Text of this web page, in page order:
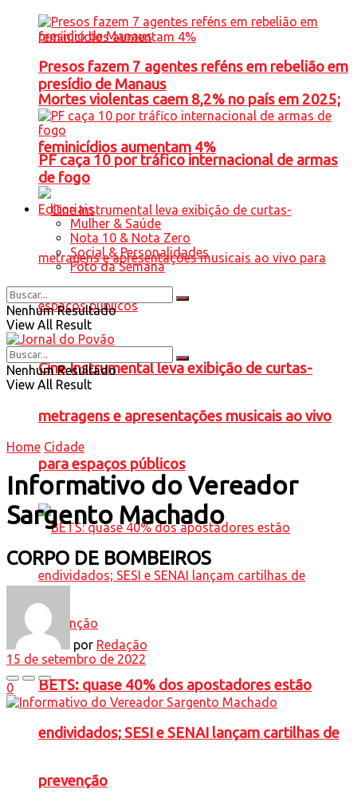
Mortes violentas caem 8,2% no país em 2025;
feminicídios aumentam 4%
Cine Instrumental leva exibição de curtas-
metragens e apresentações musicais ao vivo
para espaços públicos
BETS: quase 40% dos apostadores estão
endividados; SESI e SENAI lançam cartilhas de
prevenção
Presos fazem 7 agentes reféns em rebelião em
presídio de Manaus
PF caça 10 por tráfico internacional de armas
de fogo
Editoriais
Mulher & Saúde
Nota 10 & Nota Zero
Social & Personalidades
Foto da Semana
Nenhum Resultado
View All Result
Nenhum Resultado
View All Result
Home Cidade
Informativo do Vereador
Sargento Machado
CORPO DE BOMBEIROS
por Redação
15 de setembro de 2022
0